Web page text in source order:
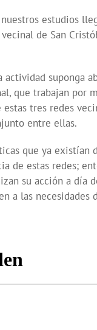
estudios
de San
actividad suponga
que trabajan
tres redes
entre ellas.
que ya
de estas redes;
su acción a día
a las necesidades